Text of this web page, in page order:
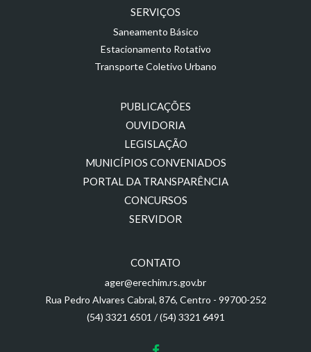
SERVIÇOS
Saneamento Básico
Estacionamento Rotativo
Transporte Coletivo Urbano
PUBLICAÇÕES
OUVIDORIA
LEGISLAÇÃO
MUNICÍPIOS CONVENIADOS
PORTAL DA TRANSPARÊNCIA
CONCURSOS
SERVIDOR
CONTATO
ager@erechim.rs.gov.br
Rua Pedro Alvares Cabral, 876, Centro - 99700-252
(54) 3321 6501 /(54) 3321 6491